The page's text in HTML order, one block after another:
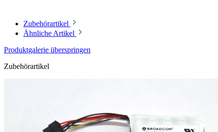
Zubehörartikel
Ähnliche Artikel
Produktgalerie überspringen
Zubehörartikel